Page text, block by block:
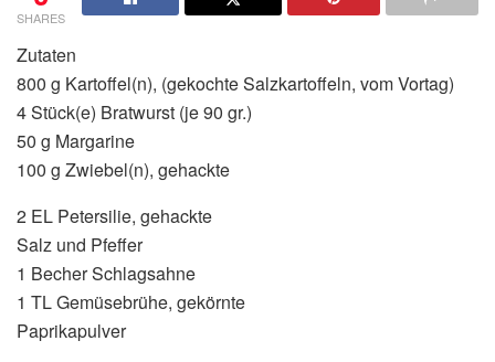
SHARES
Zutaten
800 g Kartoffel(n), (gekochte Salzkartoffeln, vom Vortag)
4 Stück(e) Bratwurst (je 90 gr.)
50 g Margarine
100 g Zwiebel(n), gehackte
2 EL Petersilie, gehackte
Salz und Pfeffer
1 Becher Schlagsahne
1 TL Gemüsebrühe, gekörnte
Paprikapulver